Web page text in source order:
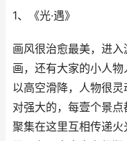
1、《光·遇》
画风很治愈最美，进
画，还有大家的小人
以高空滑降，人物很
对强大的，每壹个景
聚集在这里互相传递